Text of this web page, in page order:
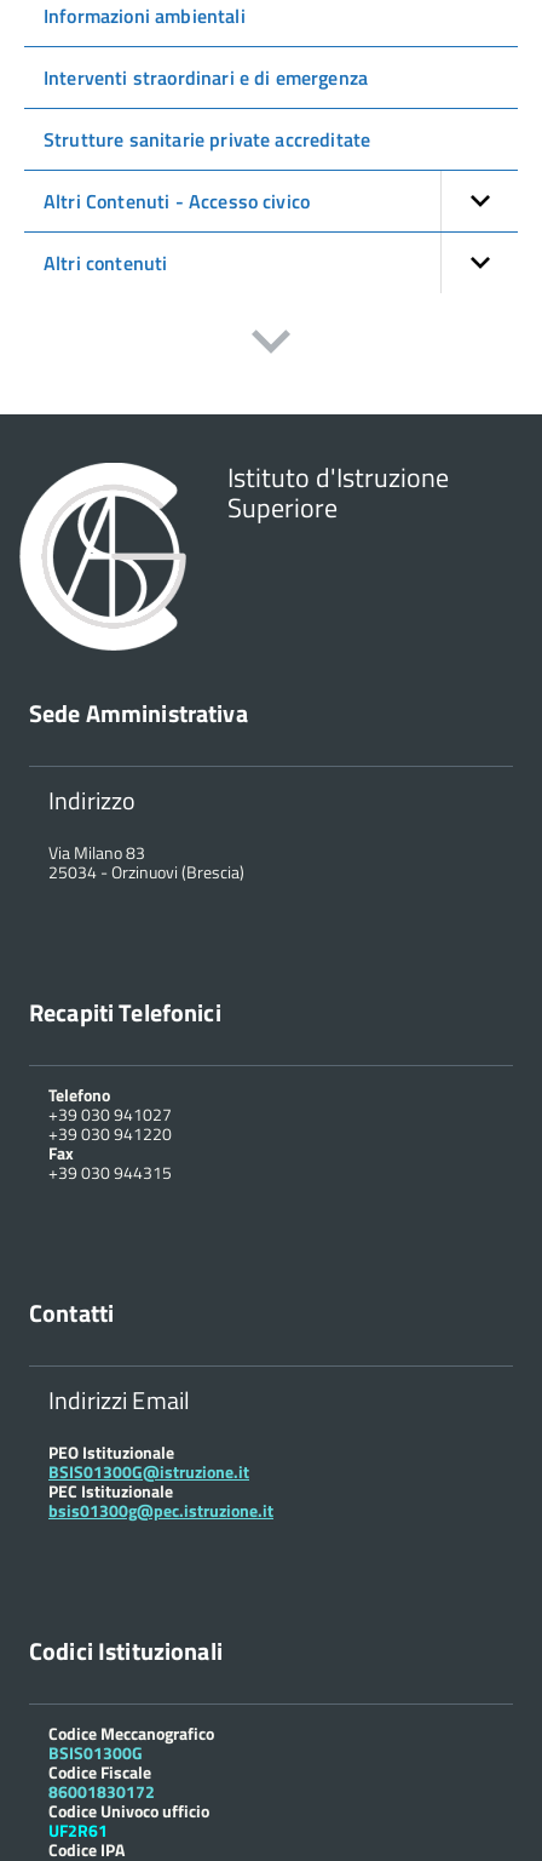
Informazioni ambientali
Interventi straordinari e di emergenza
Strutture sanitarie private accreditate
Altri Contenuti - Accesso civico
Altri contenuti
Istituto d'Istruzione
Superiore
Sede Amministrativa
Indirizzo
Via Milano 83
25034-Orzinuovi (Brescia)
Recapiti Telefonici
Telefono
+39 030 941027
+39 030 941220
Fax
+39 030 944315
Contatti
Indirizzi Email
PEO Istituzionale
BSIS01300G@istruzione.it
PEC Istituzionale
bsis01300g@pec.istruzione.it
Codici Istituzionali
Codice Meccanografico
BSIS01300G
Codice Fiscale
86001830172
Codice Univoco ufficio
UF2R61
Codice IPA